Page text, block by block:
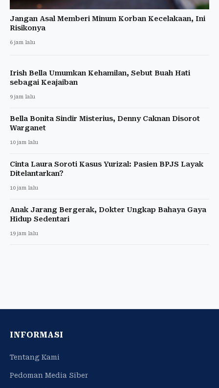
Jangan Asal Memberi Minum Korban Kecelakaan, Ini
Risikonya
6 jam lalu
Irish Bella Umumkan Kehamilan, Sebut Buah Hati
sebagai Keajaiban
9 jam lalu
Bella Bonita Sindir Misterius, Denny Caknan Disorot
Warganet
10 jam lalu
Cinta Laura Soroti Kasus Yurizal: Pasien BPJS Layak
Ditelantarkan?
10 jam lalu
Anak Jarang Bergerak, Dokter Ungkap Bahaya Gaya
Hidup Sedentari
19 jam lalu
INFORMASI
Tentang Kami
Pedoman Media Siber